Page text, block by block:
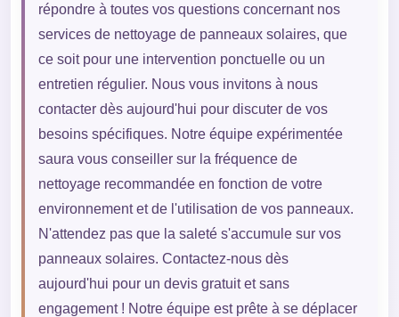
répondre à toutes vos questions concernant nos
services de nettoyage de panneaux solaires, que
ce soit pour une intervention ponctuelle ou un
entretien régulier. Nous vous invitons à nous
contacter dès aujourd'hui pour discuter de vos
besoins spécifiques. Notre équipe expérimentée
saura vous conseiller sur la fréquence de
nettoyage recommandée en fonction de votre
environnement et de l'utilisation de vos panneaux.
N'attendez pas que la saleté s'accumule sur vos
panneaux solaires. Contactez-nous dès
aujourd'hui pour un devis gratuit et sans
engagement ! Notre équipe est prête à se déplacer